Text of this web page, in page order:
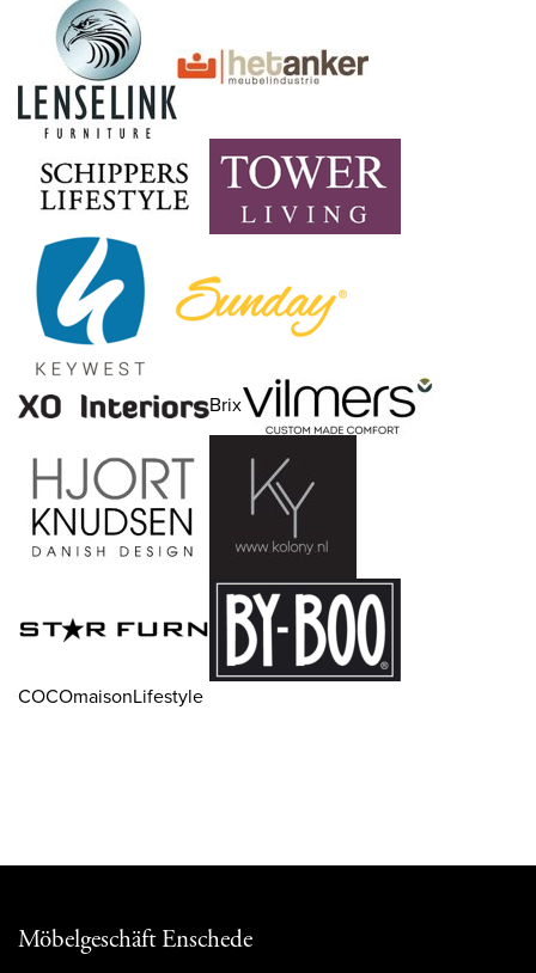
Brix
COCOmaisonLifestyle
Möbelgeschäft Enschede